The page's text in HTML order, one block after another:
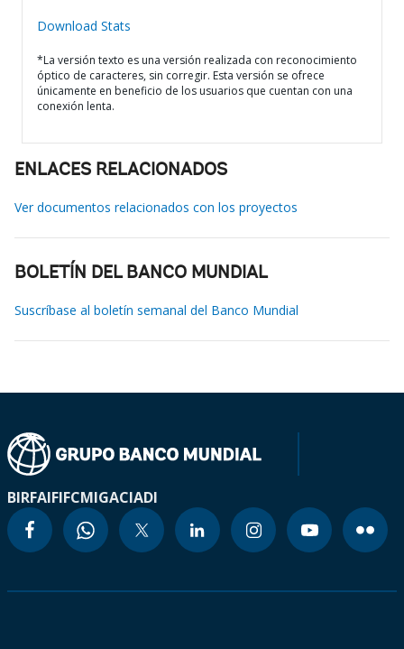
Download Stats
*La versión texto es una versión realizada con reconocimiento
óptico de caracteres, sin corregir. Esta versión se ofrece
únicamente en beneficio de los usuarios que cuentan con una
conexión lenta.
ENLACES RELACIONADOS
Ver documentos relacionados con los proyectos
BOLETÍN DEL BANCO MUNDIAL
Suscríbase al boletín semanal del Banco Mundial
BIRFAIFIFCMIGACIADI